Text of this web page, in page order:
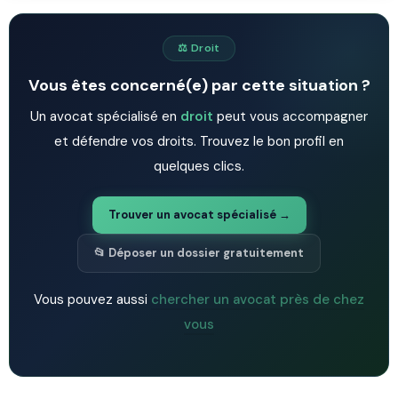
⚖️ Droit
Vous êtes concerné(e) par cette situation ?
Un avocat spécialisé en droit peut vous accompagner
et défendre vos droits. Trouvez le bon profil en
quelques clics.
Trouver un avocat spécialisé →
📂 Déposer un dossier gratuitement
Vous pouvez aussi chercher un avocat près de chez
vous